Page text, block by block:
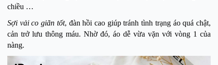
chiều …
Sợi vải co giãn tốt, đàn hồi cao giúp tránh tình trạng áo quá chật,
cản trở lưu thông máu. Nhờ đó, áo dễ vừa vặn với vòng 1 của
nàng.